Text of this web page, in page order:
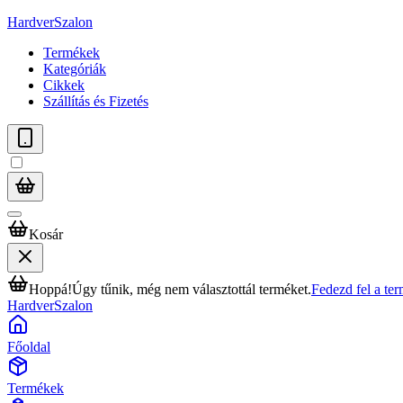
HardverSzalon
Termékek
Kategóriák
Cikkek
Szállítás és Fizetés
Kosár
Hoppá!Úgy tűnik, még nem választottál terméket.Fedezd fel a
HardverSzalon
Főoldal
Termékek